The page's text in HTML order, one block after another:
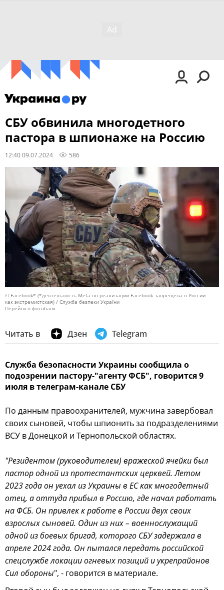
СБУ обвинила многодетного
пастора в шпионаже на Россию
12:40 09.07.2024 586
© Facebook* (*деятельность Meta по реализации Facebook запрещена в России
как экстремистская) / Служба безпеки України
Перейти в фотобанк
Читать в Дзен Telegram
Служба безопасности Украины сообщила о
подозрении пастору-"агенту ФСБ", говорится 9
июля в телеграм-канале СБУ
По данным правоохранителей, мужчина завербовал
своих сыновей, чтобы шпионить за подразделениями
ВСУ в Донецкой и Тернопольской областях.
"Резидентом (руководителем) вражеской ячейки был
пастор одной из протестантских церквей. Летом
2023 года он уехал из Украины в ЕС как многодетный
отец, а оттуда прибыл в Россию, где начал работать
на ФСБ. Он привлек к работе в России двух своих
взрослых сыновей. Один из них – военнослужащий
одной из боевых бригад, которого СБУ задержала в
апреле 2024 года. Он пытался передать российской
спецслужбе локации огневых позиций и укрепрайонов
Сил обороны", - говорится в материале.